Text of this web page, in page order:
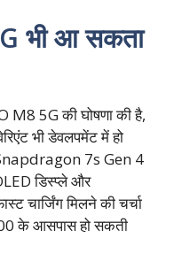
भी आ सकता
M8 5G की घोषणा की है,
भी डेवलपमेंट में हो
7s Gen 4
डिस्प्ले और
चार्जिंग मिलने की चर्चा
के आसपास हो सकती